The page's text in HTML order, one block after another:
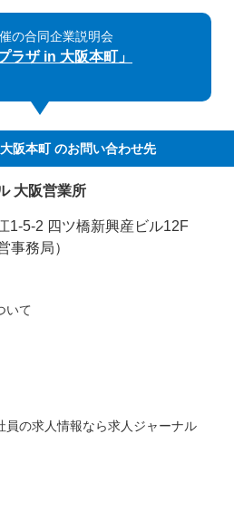
の合同企業説明会
ラザ in 大阪本町」
阪本町のお問い合わせ先
大阪営業所
1-5-2 四ツ橋新興産ビル12F
事務局）
いて
員の求人情報なら求人ジャーナル